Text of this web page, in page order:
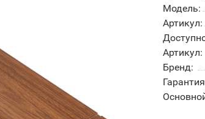
Модель:
Артикул:
Артикул:
Бренд: